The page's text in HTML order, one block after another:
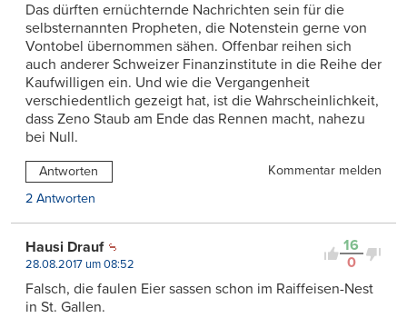
Das dürften ernüchternde Nachrichten sein für die
selbsternannten Propheten, die Notenstein gerne von
Vontobel übernommen sähen. Offenbar reihen sich
auch anderer Schweizer Finanzinstitute in die Reihe der
Kaufwilligen ein. Und wie die Vergangenheit
verschiedentlich gezeigt hat, ist die Wahrscheinlichkeit,
dass Zeno Staub am Ende das Rennen macht, nahezu
bei Null.
Antworten
Kommentar melden
2 Antworten
16
0
Hausi Drauf
28.08.2017 um 08:52
Falsch, die faulen Eier sassen schon im Raiffeisen-Nest
in St. Gallen.